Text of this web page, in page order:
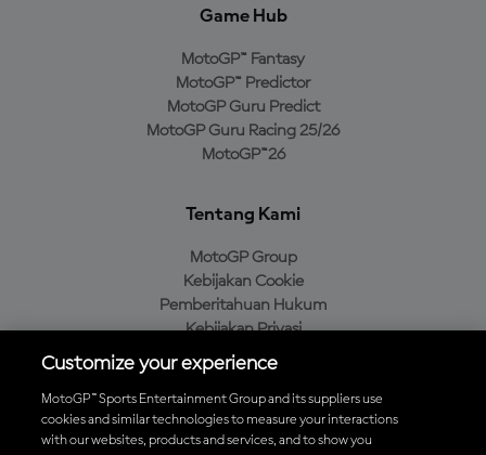
Game Hub
MotoGP™ Fantasy
MotoGP™ Predictor
MotoGP Guru Predict
MotoGP Guru Racing 25/26
MotoGP™26
Tentang Kami
MotoGP Group
Kebijakan Cookie
Pemberitahuan Hukum
Kebijakan Privasi
Kebijakan Pembelian
Unduh Aplikasi Resmi MotoGP™
Customize your experience
MotoGP™ Sports Entertainment Group and its suppliers use
cookies and similar technologies to measure your interactions
with our websites, products and services, and to show you